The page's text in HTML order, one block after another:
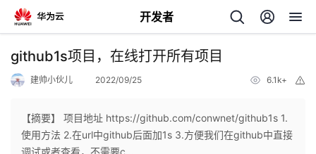
开发者
返
github1s项目，在线打开所有项目
建帅小伙儿 2022/09/25 6.1k+
【摘要】 项目地址 https://github.com/conwnet/github1s 1.
使用方法 2.在url中github后面加1s 3.方便我们在github中直接
调试或者查看，不需要c...